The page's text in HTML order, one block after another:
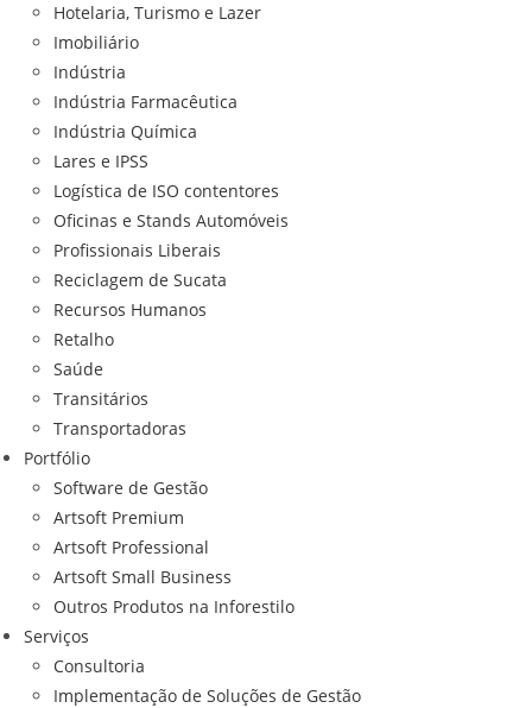
Hotelaria, Turismo e Lazer
Imobiliário
Indústria
Indústria Farmacêutica
Indústria Química
Lares e IPSS
Logística de ISO contentores
Oficinas e Stands Automóveis
Profissionais Liberais
Reciclagem de Sucata
Recursos Humanos
Retalho
Saúde
Transitários
Transportadoras
Portfólio
Software de Gestão
Artsoft Premium
Artsoft Professional
Artsoft Small Business
Outros Produtos na Inforestilo
Serviços
Consultoria
Implementação de Soluções de Gestão